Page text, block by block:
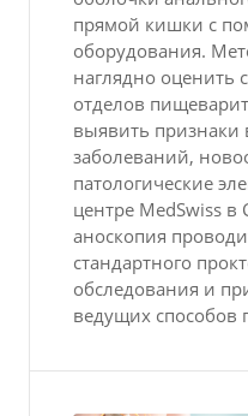
прямой кишки с
оборудования.
наглядно оценить
отделов
выявить признаки
заболеваний,
патологические
центре MedSwiss в
аноскопия
стандартного
обследования и
ведущих способов